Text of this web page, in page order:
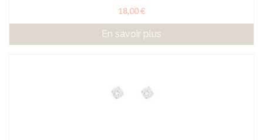
18,00 €
En savoir plus